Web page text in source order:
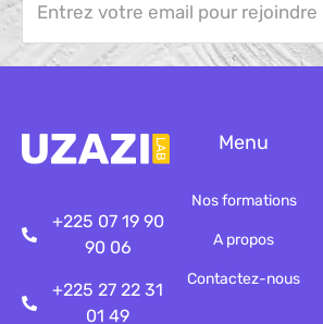
+225 07 19 90
90 06
+225 27 22 31
01 49
Menu
Nos formations
A propos
Contactez-nous